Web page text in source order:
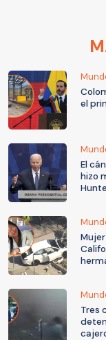
el
El
hizo
Tres